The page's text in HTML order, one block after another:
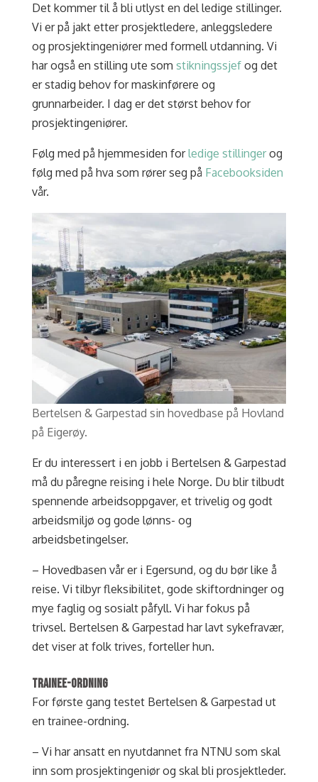
Det kommer til å bli utlyst en del ledige stillinger.
Vi er på jakt etter prosjektledere, anleggsledere
og prosjektingeniører med formell utdanning. Vi
har også en stilling ute som stikningssjefog det
er stadig behov for maskinførere og
grunnarbeider. I dag er det størst behov for
prosjektingeniører.
Følg med på hjemmesiden forledige stillingerog
følg med på hva som rører seg på Facebooksiden
vår.
Bertelsen & Garpestad sin hovedbase på Hovland
på Eigerøy.
Er du interessert i en jobb i Bertelsen & Garpestad
må du påregne reising i hele Norge. Du blir tilbudt
spennende arbeidsoppgaver, et trivelig og godt
arbeidsmiljø og gode lønns- og
arbeidsbetingelser.
– Hovedbasen vår er i Egersund, og du bør like å
reise. Vi tilbyr fleksibilitet, gode skiftordninger og
mye faglig og sosialt påfyll. Vi har fokus på
trivsel. Bertelsen & Garpestad har lavt sykefravær,
det viser at folk trives, forteller hun.
TRAINEE-ORDNING
For første gang testet Bertelsen & Garpestad ut
en trainee-ordning.
– Vi har ansatt en nyutdannet fra NTNU som skal
inn som prosjektingeniør og skal bli prosjektleder.